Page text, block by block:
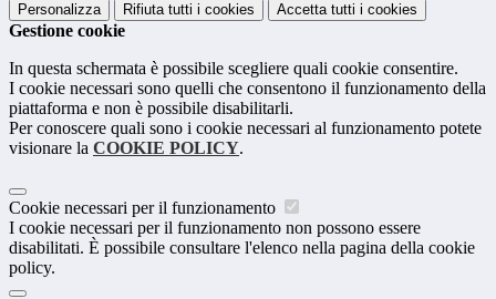
Personalizza Rifiuta tutti i cookies Accetta tutti i cookies
Gestione cookie
In questa schermata è possibile scegliere quali cookie consentire.
I cookie necessari sono quelli che consentono il funzionamento della
piattaforma e non è possibile disabilitarli.
Per conoscere quali sono i cookie necessari al funzionamento potete
visionare la COOKIE POLICY.
Cookie necessari per il funzionamento
I cookie necessari per il funzionamento non possono essere
disabilitati. È possibile consultare l'elenco nella pagina della cookie
policy.